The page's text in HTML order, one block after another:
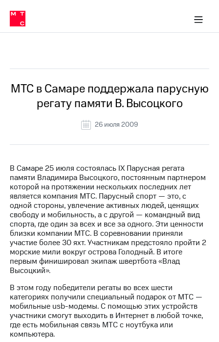
Медиа-центр
и акционерам
Устойчивое развитие
Комплаенс и деловая этика
компании
Карьера
История
компании
Руководство
Контакты
Медиа-центр
Пресс-
релизы
МТС
о технологиях
Достижения
Интервью
Финансовая
отчетность
Контакты
в МТС
Пресс-
релизы
о технологиях
МТС в Самаре поддержала парусную
регату памяти В. Высоцкого
26 июля 2009
В Самаре 25 июля состоялась IX Парусная регата
памяти Владимира Высоцкого, постоянным партнером
которой на протяжении нескольких последних лет
является компания МТС. Парусный спорт — это, с
одной стороны, увлечение активных людей, ценящих
свободу и мобильность, а с другой — командный вид
спорта, где один за всех и все за одного. Эти ценности
близки компании МТС. В соревновании приняли
участие более 30 яхт. Участникам предстояло пройти 2
морские мили вокруг острова Голодный. В итоге
первым финишировал экипаж швертбота «Влад
Высоцкий».
В этом году победители регаты во всех шести
категориях получили специальный подарок от МТС —
мобильные usb-модемы. С помощью этих устройств
участники смогут выходить в Интернет в любой точке,
где есть мобильная связь МТС с ноутбука или
компьютера.